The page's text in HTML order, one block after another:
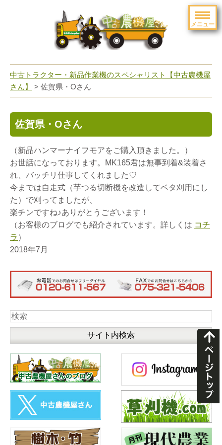
メニュー
navigation
中古トラクター・新品作業機のスペシャリスト【中古農機屋
さん】
> 佐賀県・Oさん
佐賀県・Oさん
（新品ハンマーナイフモアをご購入頂きました。）
お世話になっております。MK165君は無事到着&装着さ
れ、バッチリ仕事してくれました♡
今までは自走式（芋つる切断機を改造してベタ刈用にし
た）で刈ってましたが、
楽チンですね♪ありがとうございます！
（お客様のブログでも紹介されています。詳しくは コチ
ラ ）
2018年7月